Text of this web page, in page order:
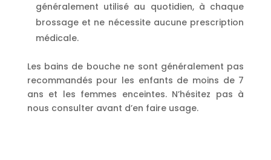
généralement utilisé au quotidien, à chaque
brossage et ne nécessite aucune prescription
médicale.
Les bains de bouche ne sont généralement pas
recommandés pour les enfants de moins de 7
ans et les femmes enceintes. N’hésitez pas à
nous consulter avant d’en faire usage.